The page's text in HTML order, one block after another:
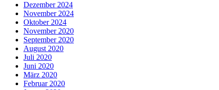
Dezember 2024
November 2024
Oktober 2024
November 2020
September 2020
August 2020
Juli 2020
Juni 2020
März 2020
Februar 2020